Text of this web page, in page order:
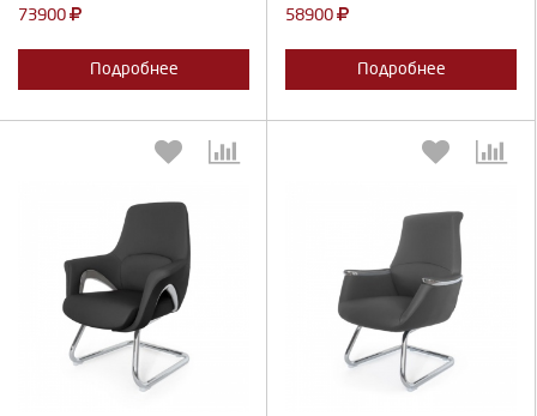
73900
Подробнее
58900
Подробнее
Выберите количество: Выберите количество: